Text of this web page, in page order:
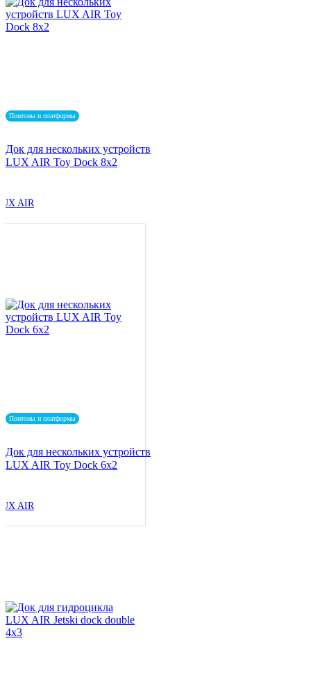
Понтоны и платформы
Док для нескольких устройств
LUX AIR Toy Dock 8x2
AIR
Понтоны и платформы
Док для нескольких устройств
LUX AIR Toy Dock 6x2
AIR